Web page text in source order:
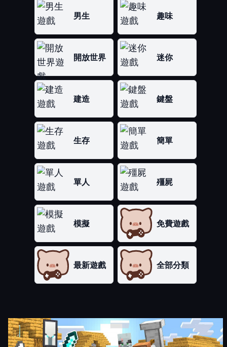
男生 趣味
開放世界 迷你
建造 鍵盤
生存 簡單
單人 殭屍
模擬 免費遊戲
最新遊戲 全部分類